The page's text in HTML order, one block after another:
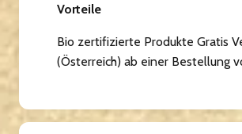
Vorteile
Bio zertifizierte Produkte Gratis
(Österreich) ab einer Bestellung